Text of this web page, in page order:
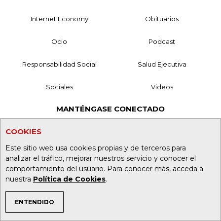
COOKIES
Este sitio web usa cookies propias y de terceros para
analizar el tráfico, mejorar nuestros servicio y conocer el
comportamiento del usuario. Para conocer más, acceda a
nuestra Política de Cookies.
ENTENDIDO
TEMAS DE INTERÉS
Internet Economy Obituarios
Ocio Podcast
Responsabilidad Social Salud Ejecutiva
Sociales Videos
MANTÉNGASE CONECTADO
Nuestros Productos
Contáctenos